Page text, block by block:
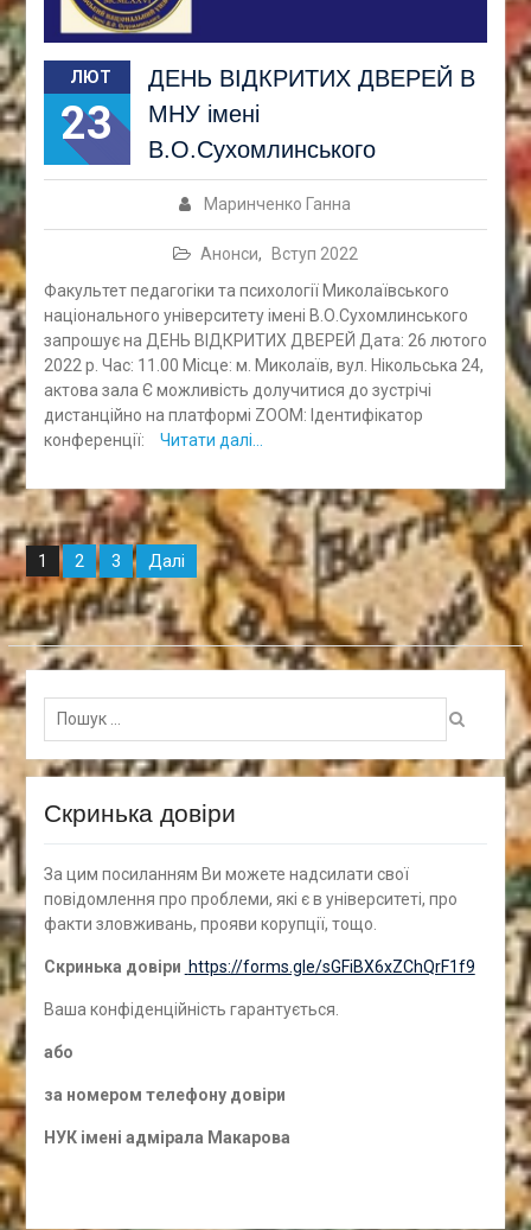
ЛЮТ
23
ДЕНЬ ВІДКРИТИХ ДВЕРЕЙ В
МНУ імені
В.О.Сухомлинського
Маринченко Ганна
Анонси,
Вступ 2022
Факультет педагогіки та психології Миколаївського
національного університету імені В.О.Сухомлинського
запрошує на ДЕНЬ ВІДКРИТИХ ДВЕРЕЙ Дата: 26 лютого
2022 р. Час: 11.00 Місце: м. Миколаїв, вул. Нікольська 24,
актова зала Є можливість долучитися до зустрічі
дистанційно на платформі ZOOM: Ідентифікатор
конференції:
Читати далі…
Навігація
записів
1 2 3 Далі
Пошук
для:
Скринька довіри
За цим посиланням Ви можете надсилати свої
повідомлення про проблеми, які є в університеті, про
факти зловживань, прояви корупції, тощо.
Скринька довіри https://forms.gle/sGFiBX6xZChQrF1f9
Ваша конфіденційність гарантується.
або
за номером телефону довіри
НУК імені адмірала Макарова